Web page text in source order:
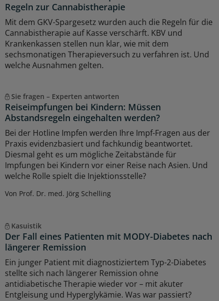
Regeln zur Cannabistherapie
Mit dem GKV-Spargesetz wurden auch die Regeln für die
Cannabistherapie auf Kasse verschärft. KBV und
Krankenkassen stellen nun klar, wie mit dem
sechsmonatigen Therapieversuch zu verfahren ist. Und
welche Ausnahmen gelten.
Sie fragen – Experten antworten
Reiseimpfungen bei Kindern: Müssen
Abstandsregeln eingehalten werden?
Bei der Hotline Impfen werden Ihre Impf-Fragen aus der
Praxis evidenzbasiert und fachkundig beantwortet.
Diesmal geht es um mögliche Zeitabstände für
Impfungen bei Kindern vor einer Reise nach Asien. Und
welche Rolle spielt die Injektionsstelle?
Von Prof. Dr. med. Jörg Schelling
Kasuistik
Der Fall eines Patienten mit MODY-Diabetes nach
längerer Remission
Ein junger Patient mit diagnostiziertem Typ-2-Diabetes
stellte sich nach längerer Remission ohne
antidiabetische Therapie wieder vor – mit akuter
Entgleisung und Hyperglykämie. Was war passiert?